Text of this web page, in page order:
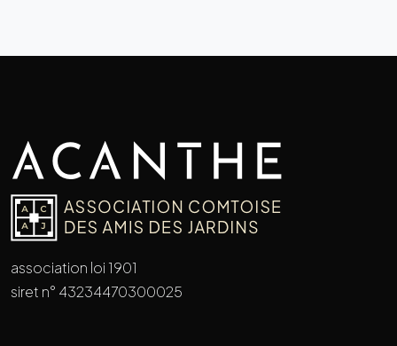
association loi 1901
siret n° 43234470300025